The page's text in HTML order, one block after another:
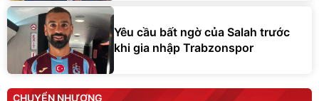
Yêu cầu bất ngờ của Salah trước
khi gia nhập Trabzonspor
CHUYỂN NHƯỢNG